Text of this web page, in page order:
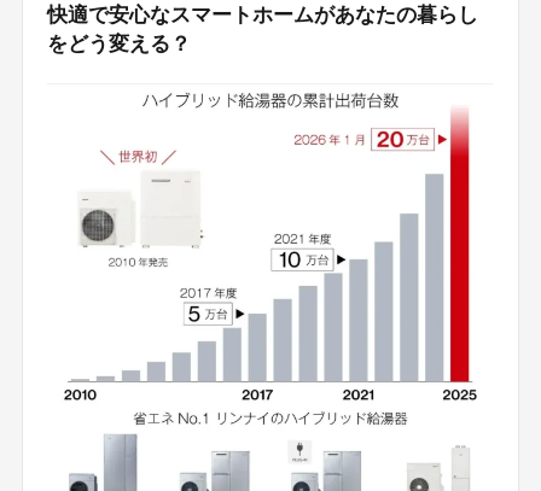
快適で安心なスマートホームがあなたの暮らし
をどう変える？